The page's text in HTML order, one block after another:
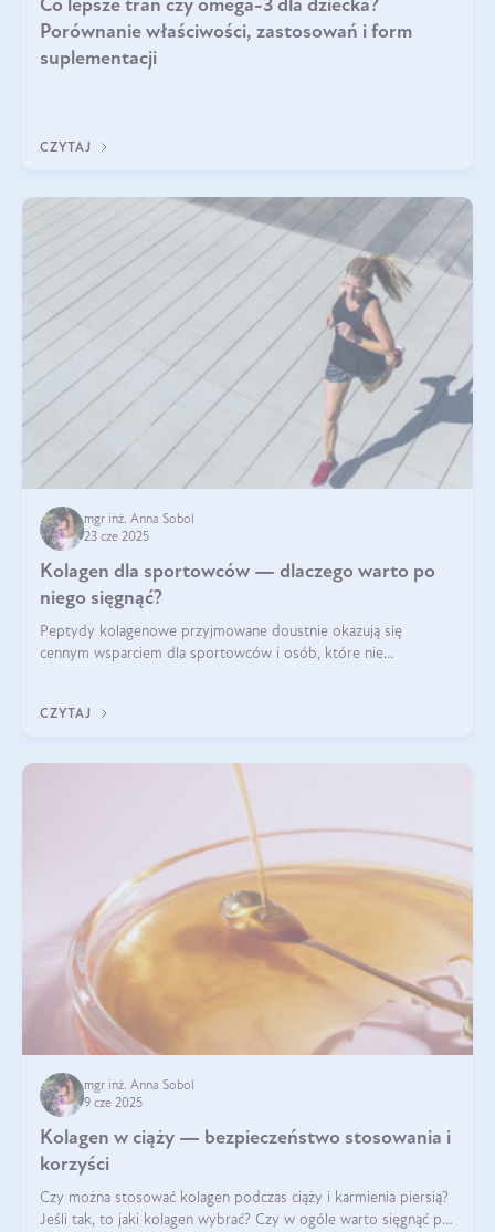
Co lepsze tran czy omega-3 dla dziecka?
Porównanie właściwości, zastosowań i form
suplementacji
CZYTAJ
mgr inż. Anna Sobol
23 cze 2025
Kolagen dla sportowców — dlaczego warto po
niego sięgnąć?
Peptydy kolagenowe przyjmowane doustnie okazują się
cennym wsparciem dla sportowców i osób, które nie
CZYTAJ
mgr inż. Anna Sobol
9 cze 2025
Kolagen w ciąży — bezpieczeństwo stosowania i
korzyści
Czy można stosować kolagen podczas ciąży i karmienia piersią?
Jeśli tak, to jaki kolagen wybrać? Czy w ogóle warto sięgnąć po